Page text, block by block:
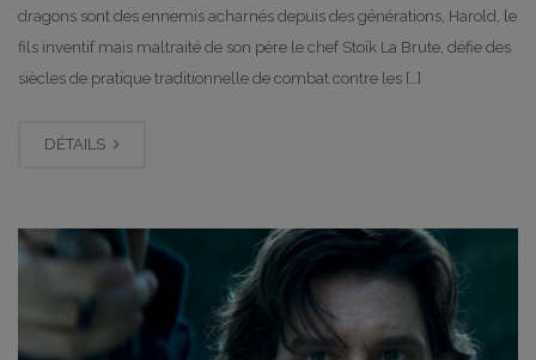
dragons sont des ennemis acharnés depuis des générations, Harold, le
fils inventif mais maltraité de son père le chef Stoïk La Brute, défie des
siècles de pratique traditionnelle de combat contre les […]
DÉTAILS